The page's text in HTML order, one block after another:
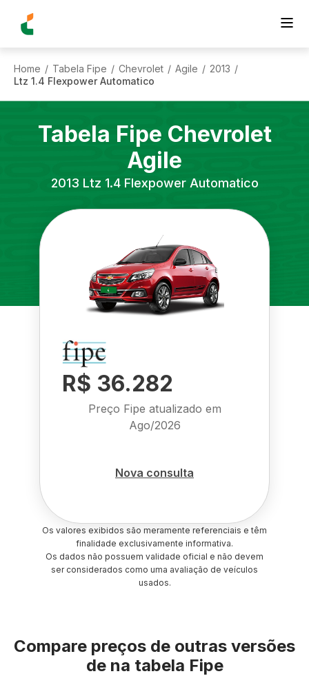
Home / Tabela Fipe / Chevrolet / Agile / 2013 /
Ltz 1.4 Flexpower Automatico
Tabela Fipe Chevrolet
Agile
2013 Ltz 1.4 Flexpower Automatico
R$ 36.282
Preço Fipe atualizado em
Ago/2026
Nova consulta
Os valores exibidos são meramente referenciais e têm
finalidade exclusivamente informativa.
Os dados não possuem validade oficial e não devem
ser considerados como uma avaliação de veículos
usados.
Compare preços de outras versões
de na tabela Fipe